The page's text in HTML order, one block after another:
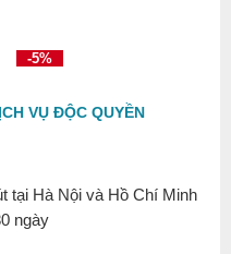
-5%
VỤ ĐỘC QUYỀN
tại Hà Nội và Hồ Chí Minh
ngày